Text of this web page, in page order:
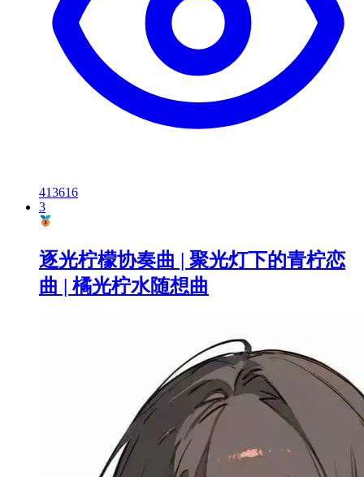
413616
3
逐光柠檬协奏曲 | 聚光灯下的青柠恋
曲 | 橘光柠水随想曲